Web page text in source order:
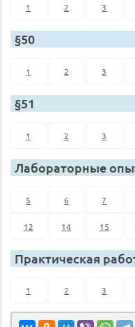
1 2 3
§50
1 2 3
§51
1 2 3
Лабораторные
5 6 7
12 14 15
Практическая
1 2 3